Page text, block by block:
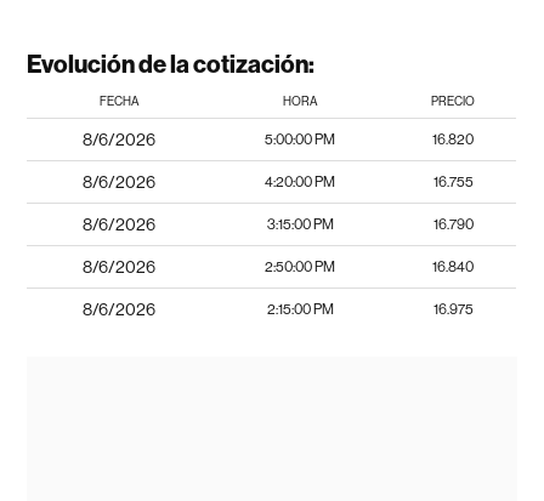
Evolución de la cotización:
FECHA HORA PRECIO
8/6/2026 5:00:00 PM 16.820
8/6/2026 4:20:00 PM 16.755
8/6/2026 3:15:00 PM 16.790
8/6/2026 2:50:00 PM 16.840
8/6/2026 2:15:00 PM 16.975